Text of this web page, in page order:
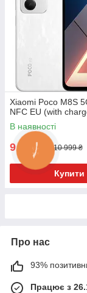
Xiaomi Poco M8S
NFC EU (with
В наявності
9 899₴ 10 999 ₴
Купити
Про нас
93%
Працює з